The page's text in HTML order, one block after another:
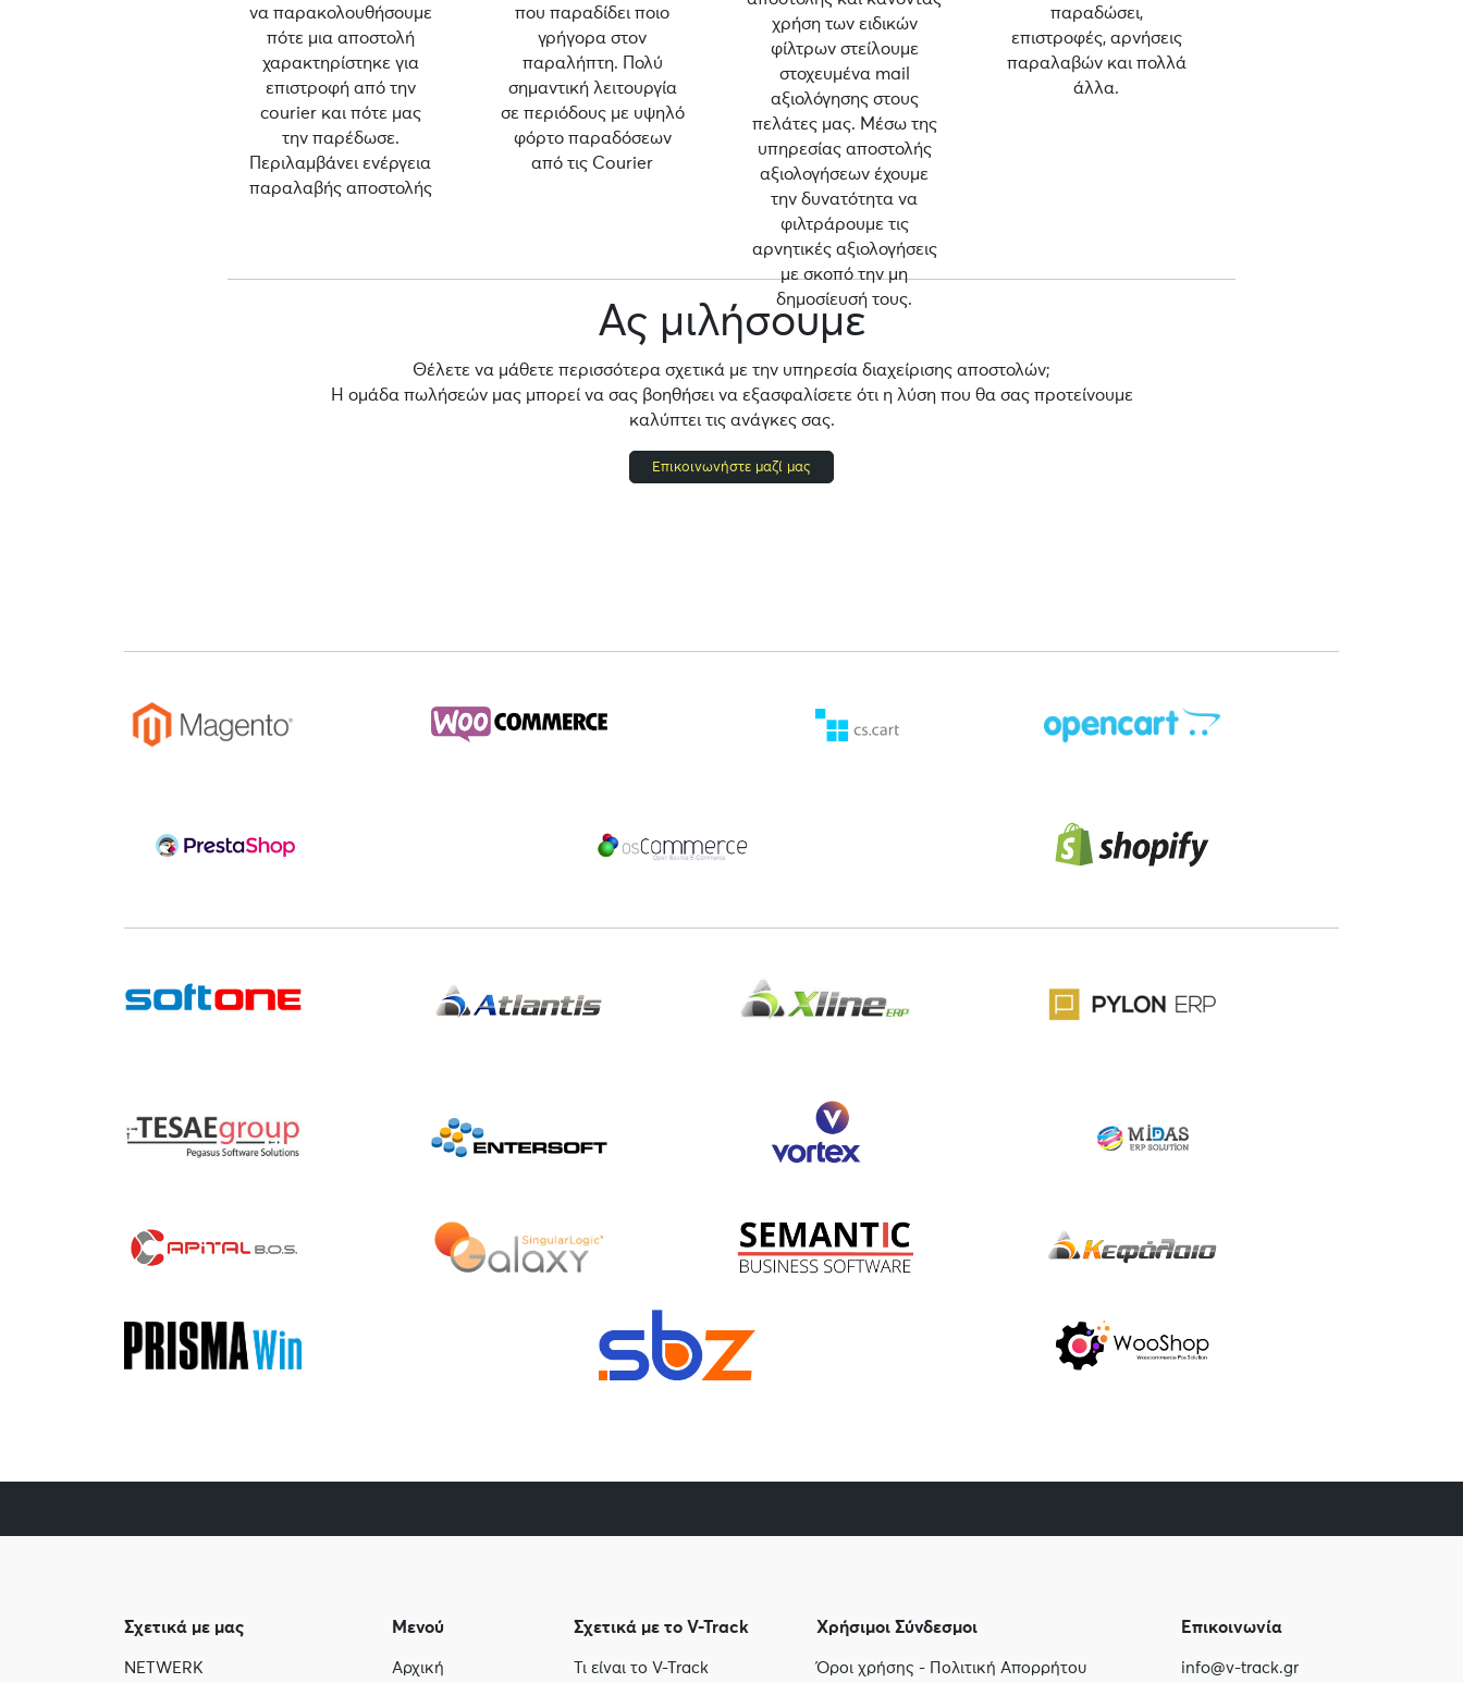
να παρακολουθήσουμε
πότε μια αποστολή
χαρακτηρίστηκε για
επιστροφή από την
courier και πότε μας
την παρέδωσε.
Περιλαμβάνει ενέργεια
παραλαβής αποστολής
που παραδίδει ποιο
γρήγορα στον
παραλήπτη. Πολύ
σημαντική λειτουργία
σε περιόδους με υψηλό
φόρτο παραδόσεων
από τις Courier
χρήση των ειδικών
φίλτρων στείλουμε
στοχευμένα mail
αξιολόγησης στους
πελάτες μας. Μέσω της
υπηρεσίας αποστολής
αξιολογήσεων έχουμε
την δυνατότητα να
φιλτράρουμε τις
αρνητικές αξιολογήσεις
με σκοπό την μη
δημοσίευσή τους.
παραδώσει,
επιστροφές, αρνήσεις
παραλαβών και πολλά
άλλα.
Ας μιλήσουμε
Θέλετε να μάθετε περισσότερα σχετικά με την υπηρεσία διαχείρισης αποστολών;
Η ομάδα πωλήσεών μας μπορεί να σας βοηθήσει να εξασφαλίσετε ότι η λύση που θα σας προτείνουμε
καλύπτει τις ανάγκες σας.
Επικοινωνήστε μαζί μας
Σχετικά με μας
NETWERK
Μενού
Αρχική
Σχετικά με το V-Track
Τι είναι το V-Track
Χρήσιμοι Σύνδεσμοι
Όροι χρήσης - Πολιτική Απορρήτου
Επικοινωνία
info@v-track.gr